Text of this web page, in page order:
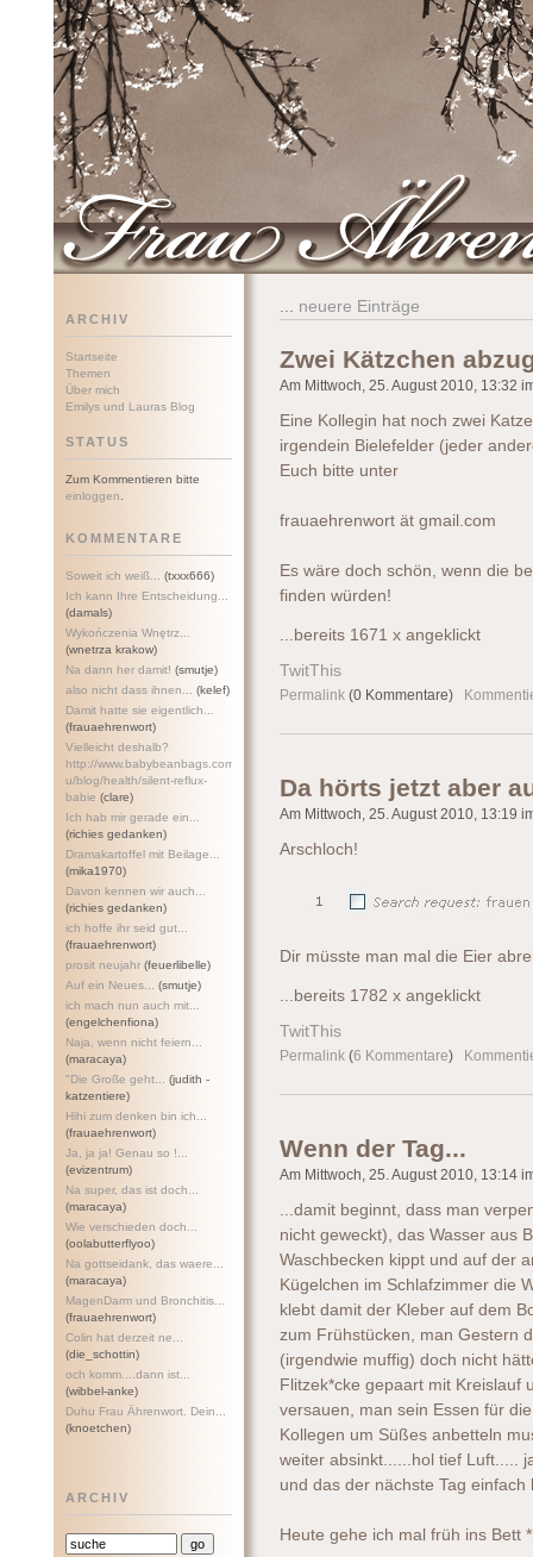
ARCHIV
Startseite
Themen
Über mich
Emilys und Lauras Blog
STATUS
Zum Kommentieren bitte
einloggen
KOMMENTARE
Soweit ich weiß...
(txxx666)
Ich kann Ihre Entscheidung...
(damals)
Wykończenia Wnętrz...
(wnetrza krakow)
Na dann her damit! (smutje)
also nicht dass ihnen...
(kelef)
Damit hatte sie eigentlich...
(frauaehrenwort)
Vielleicht deshalb?
http://www.babybeanbags.com.a
u/blog/health/silent-reflux-
babie (clare)
Ich hab mir gerade ein...
(richies gedanken)
Dramakartoffel mit Beilage...
(mika1970)
Davon kennen wir auch...
(richies gedanken)
ich hoffe ihr seid gut...
(frauaehrenwort)
prosit neujahr (feuerlibelle)
Auf ein Neues...
(smutje)
ich mach nun auch mit...
(engelchenfiona)
Naja, wenn nicht feiern...
(maracaya)
"Die Große geht...
(judith -
katzentiere)
Hihi zum denken bin ich...
(frauaehrenwort)
Ja, ja ja! Genau so !...
(evizentrum)
Na super, das ist doch...
(maracaya)
Wie verschieden doch...
(oolabutterflyoo)
Na gottseidank, das waere...
(maracaya)
MagenDarm und Bronchitis...
(frauaehrenwort)
Colin hat derzeit ne...
(die_schottin)
och komm....dann ist...
(wibbel-anke)
Duhu Frau Ährenwort. Dein...
(knoetchen)
ARCHIV
... neuere Einträge
Zwei Kätzchen
Am Mittwoch, 25. August 2010, 13:32
Eine Kollegin hat noch zwei
irgendein Bielefelder (jeder
Euch bitte unter
frauaehrenwort ät gmail.com
Es wäre doch schön, wenn die
finden würden!
...bereits 1671 x angeklickt
TwitThis
Permalink (0 Kommentare)
Da hörts jetzt aber
Am Mittwoch, 25. August 2010, 13:19
Arschloch!
Dir müsste man mal die Eier
...bereits 1782 x angeklickt
TwitThis
Permalink (6 Kommentare)
Wenn der Tag...
Am Mittwoch, 25. August 2010, 13:14
...damit beginnt, dass man
nicht geweckt), das Wasser aus
Waschbecken kippt und auf der
Kügelchen im Schlafzimmer die
klebt damit der Kleber auf dem
zum Frühstücken, man Gestern
(irgendwie muffig) doch nicht
Flitzek*cke gepaart mit Kreislauf
versauen, man sein Essen für
Kollegen um Süßes anbetteln
weiter absinkt......hol tief Luft.....
und das der nächste Tag
Heute gehe ich mal früh ins Bett